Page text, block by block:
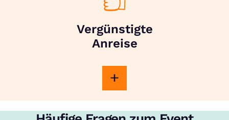
Vergünstigte
Anreise